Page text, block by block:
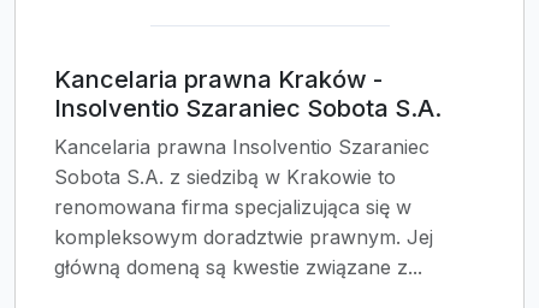
Kancelaria prawna Kraków -
Insolventio Szaraniec Sobota S.A.
Kancelaria prawna Insolventio Szaraniec
Sobota S.A. z siedzibą w Krakowie to
renomowana firma specjalizująca się w
kompleksowym doradztwie prawnym. Jej
główną domeną są kwestie związane z...